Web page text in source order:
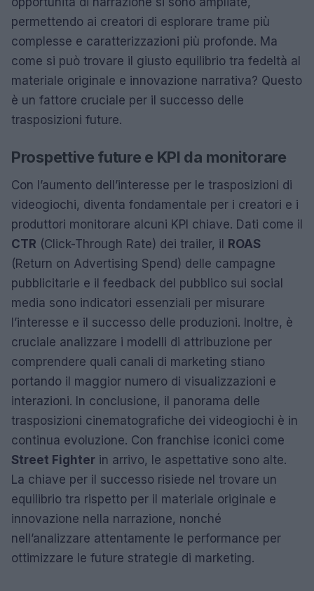
permettendo ai creatori di esplorare trame più
complesse e caratterizzazioni più profonde. Ma
come si può trovare il giusto equilibrio tra fedeltà al
materiale originale e innovazione narrativa? Questo
è un fattore cruciale per il successo delle
trasposizioni future.
Prospettive future e KPI da monitorare
Con l’aumento dell’interesse per le trasposizioni di
videogiochi, diventa fondamentale per i creatori e i
produttori monitorare alcuni KPI chiave. Dati come il
CTR (Click-Through Rate) dei trailer, il ROAS
(Return on Advertising Spend) delle campagne
pubblicitarie e il feedback del pubblico sui social
media sono indicatori essenziali per misurare
l’interesse e il successo delle produzioni. Inoltre, è
cruciale analizzare i modelli di attribuzione per
comprendere quali canali di marketing stiano
portando il maggior numero di visualizzazioni e
interazioni. In conclusione, il panorama delle
trasposizioni cinematografiche dei videogiochi è in
continua evoluzione. Con franchise iconici come
Street Fighter in arrivo, le aspettative sono alte.
La chiave per il successo risiede nel trovare un
equilibrio tra rispetto per il materiale originale e
innovazione nella narrazione, nonché
nell’analizzare attentamente le performance per
ottimizzare le future strategie di marketing.